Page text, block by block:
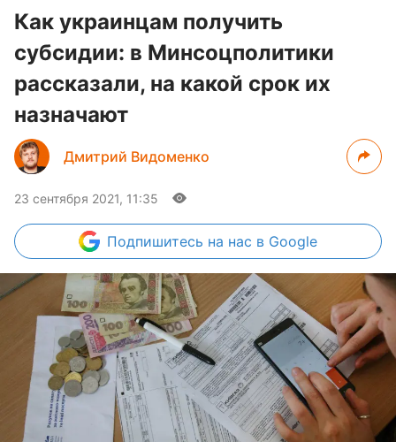
Как украинцам получить
субсидии: в Минсоцполитики
рассказали, на какой срок их
назначают
Дмитрий Видоменко
23 сентября 2021, 11:35
Подпишитесь на нас в Google